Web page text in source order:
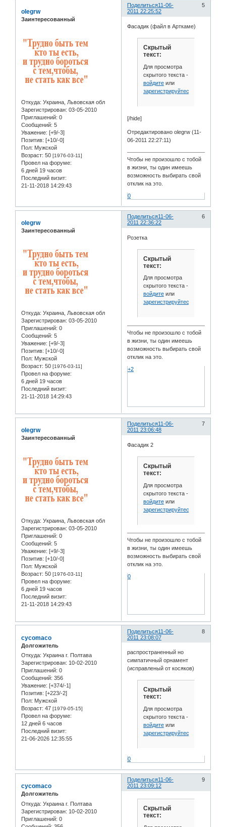
Поделиться 5
11-06-
2011 22:25:52
olegrw
Заинтересованный
Откуда: Украина, Львовская обл
Зарегистрирован: 03-05-2010
Приглашений: 0
Сообщений: 5
Уважение: [+9/-3]
Позитив: [+10/-0]
Пол: Мужской
Возраст: 50 [1976-03-11]
Провел на форуме:
6 дней 19 часов
Последний визит:
21-11-2018 14:29:43
Фасадик (файл в Арткаме)
Скрытый
текст:
Для просмотра
скрытого текста -
войдитеили
зарегистрируйтесь
[/hide]
Отредактировано olegrw (11-
06-2011 22:27:11)
Чтобы не произошло с тобой
в жизни, ты один имеешь
возможность выбирать свой
отклик на это.
0
Поделиться 6
11-06-
2011 22:36:22
olegrw
Заинтересованный
Откуда: Украина, Львовская обл
Зарегистрирован: 03-05-2010
Приглашений: 0
Сообщений: 5
Уважение: [+9/-3]
Позитив: [+10/-0]
Пол: Мужской
Возраст: 50 [1976-03-11]
Провел на форуме:
6 дней 19 часов
Последний визит:
21-11-2018 14:29:43
Розетка
Скрытый
текст:
Для просмотра
скрытого текста -
войдитеили
зарегистрируйтесь
Чтобы не произошло с тобой
в жизни, ты один имеешь
возможность выбирать свой
отклик на это.
+2
Поделиться 7
11-06-
2011 23:06:48
olegrw
Заинтересованный
Откуда: Украина, Львовская обл
Зарегистрирован: 03-05-2010
Приглашений: 0
Сообщений: 5
Уважение: [+9/-3]
Позитив: [+10/-0]
Пол: Мужской
Возраст: 50 [1976-03-11]
Провел на форуме:
6 дней 19 часов
Последний визит:
21-11-2018 14:29:43
Фасадик 2
Скрытый
текст:
Для просмотра
скрытого текста -
войдитеили
зарегистрируйтесь
Чтобы не произошло с тобой
в жизни, ты один имеешь
возможность выбирать свой
отклик на это.
0
Поделиться 8
11-06-
2011 23:08:07
cycomaco
Долгожитель
Откуда: Украина г. Полтава
Зарегистрирован: 10-02-2010
Приглашений: 0
Сообщений: 356
Уважение: [+374/-1]
Позитив: [+223/-2]
Пол: Мужской
Возраст: 47 [1979-05-15]
Провел на форуме:
12 дней 6 часов
Последний визит:
21-06-2026 12:35:55
распространенный но
симпатичный орнамент
(исправленый от косяков)
Скрытый
текст:
Для просмотра
скрытого текста -
войдитеили
зарегистрируйтесь
0
Поделиться 9
11-06-
2011 23:09:12
cycomaco
Долгожитель
Откуда: Украина г. Полтава
Зарегистрирован: 10-02-2010
Приглашений: 0
Скрытый
текст: